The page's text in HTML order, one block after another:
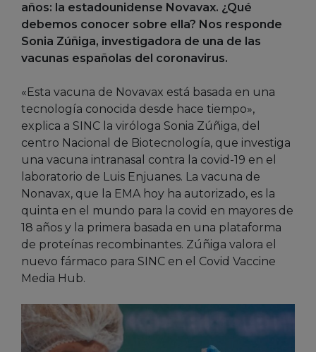
años: la estadounidense Novavax. ¿Qué
debemos conocer sobre ella? Nos responde
Sonia Zúñiga, investigadora de una de las
vacunas españolas del coronavirus.
«Esta vacuna de Novavax está basada en una
tecnología conocida desde hace tiempo»,
explica a SINC la viróloga Sonia Zúñiga, del
centro Nacional de Biotecnología, que investiga
una vacuna intranasal contra la covid-19 en el
laboratorio de Luis Enjuanes. La vacuna de
Nonavax, que la EMA hoy ha autorizado, es la
quinta en el mundo para la covid en mayores de
18 años y la primera basada en una plataforma
de proteínas recombinantes. Zúñiga valora el
nuevo fármaco para SINC en el Covid Vaccine
Media Hub.